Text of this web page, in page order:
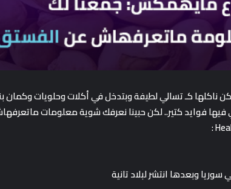
ناكلها كـ تسالي لطيفة وبتدخل في أكلات وحلويات وكمان
فوايد كتير.. لكن حبينا نعرفك شوية معلومات